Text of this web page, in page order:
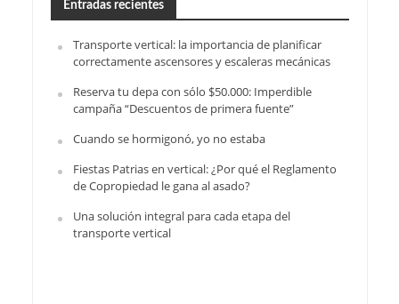
Entradas recientes
Transporte vertical: la importancia de planificar
correctamente ascensores y escaleras mecánicas
Reserva tu depa con sólo $50.000: Imperdible
campaña “Descuentos de primera fuente”
Cuando se hormigonó, yo no estaba
Fiestas Patrias en vertical: ¿Por qué el Reglamento
de Copropiedad le gana al asado?
Una solución integral para cada etapa del
transporte vertical